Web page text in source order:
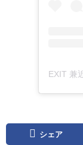
シェア